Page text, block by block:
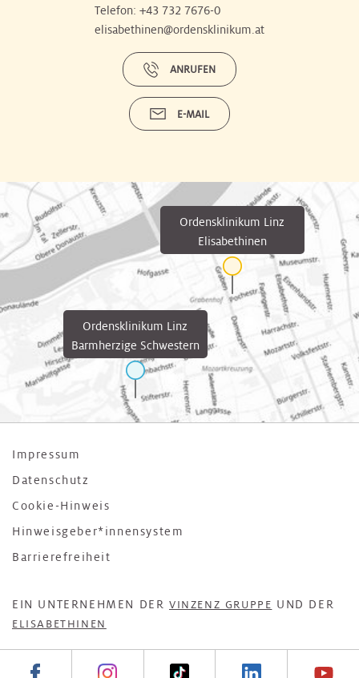
Telefon: +43 732 7676-0
elisabethinen@ordensklinikum.at
ANRUFEN
E-MAIL
Ordensklinikum Linz
Barmherzige Schwestern
Ordensklinikum Linz
Elisabethinen
Impressum
Datenschutz
Cookie-Hinweis
Hinweisgeber*innensystem
Barrierefreiheit
EIN UNTERNEHMEN DER VINZENZ GRUPPE UND DER
ELISABETHINEN